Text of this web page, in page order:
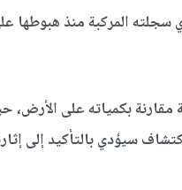
سجلته المركبة منذ
بكمياته على الأرض،
أن الاكتشاف سيؤدي بالتأكيد